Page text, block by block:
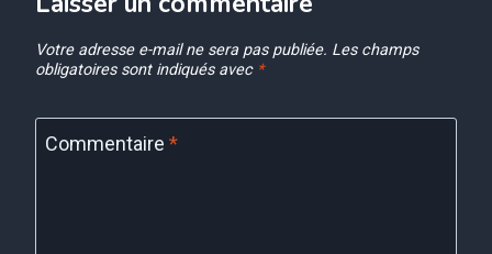
Votre adresse e-mail ne sera pas publiée. Les champs
obligatoires sont indiqués avec *
Commentaire *